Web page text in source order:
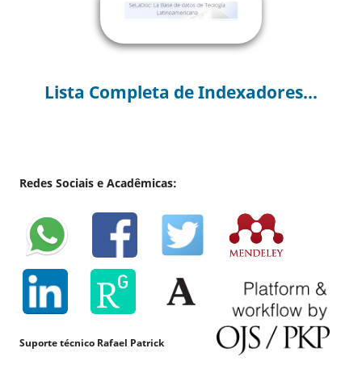
Lista Completa de Indexadores...
Redes Sociais e Acadêmicas:
Suporte técnico Rafael Patrick